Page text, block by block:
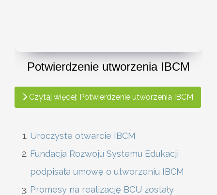
Potwierdzenie utworzenia IBCM
Czytaj więcej: Potwierdzenie utworzenia IBCM
Uroczyste otwarcie IBCM
Fundacja Rozwoju Systemu Edukacji
podpisała umowę o utworzeniu IBCM
Promesy na realizację BCU zostały